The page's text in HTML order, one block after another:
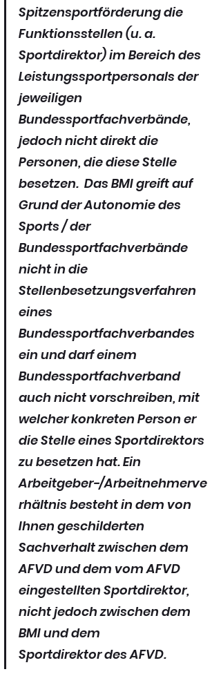
Spitzensportförderung die
Funktionsstellen (u. a.
Sportdirektor) im Bereich des
Leistungssportpersonals der
jeweiligen
Bundessportfachverbände,
jedoch nicht direkt die
Personen, die diese Stelle
besetzen.  Das BMI greift auf
Grund der Autonomie des
Sports / der
Bundessportfachverbände
nicht in die
Stellenbesetzungsverfahren
eines
Bundessportfachverbandes
ein und darf einem
Bundessportfachverband
auch nicht vorschreiben, mit
welcher konkreten Person er
die Stelle eines Sportdirektors
zu besetzen hat. Ein
Arbeitgeber-/Arbeitnehmerve
rhältnis besteht in dem von
Ihnen geschilderten
Sachverhalt zwischen dem
AFVD und dem vom AFVD
eingestellten Sportdirektor,
nicht jedoch zwischen dem
BMI und dem
Sportdirektor des AFVD.